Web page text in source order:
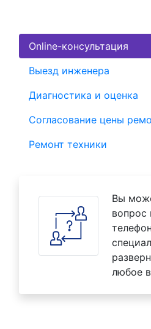
Online-консультация
Выезд инженера
Диагностика и оценка
Согласование цены
Ремонт техники
Вы
вопрос
любое